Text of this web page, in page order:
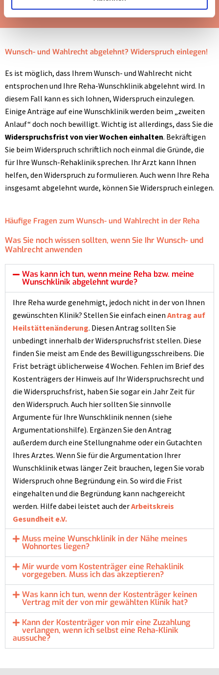
Wunsch- und Wahlrecht abgelehnt? Widerspruch einlegen!
Es ist möglich, dass Ihrem Wunsch- und Wahlrecht nicht
entsprochen und Ihre Reha-Wunschklinik abgelehnt wird. In
diesem Fall kann es sich lohnen, Widerspruch einzulegen.
Einige Anträge auf eine Wunschklinik werden beim „zweiten
Anlauf“ doch noch bewilligt. Wichtig ist allerdings, dass Sie die
Widerspruchsfrist von vier Wochen einhalten. Bekräftigen
Sie beim Widerspruch schriftlich noch einmal die Gründe, die
für Ihre Wunsch-Rehaklinik sprechen. Ihr Arzt kann Ihnen
helfen, den Widerspruch zu formulieren. Auch wenn Ihre Reha
insgesamt abgelehnt wurde, können Sie Widerspruch einlegen.
Häufige Fragen zum Wunsch- und Wahlrecht in der Reha
Was Sie noch wissen sollten, wenn Sie Ihr Wunsch- und
Wahlrecht anwenden
Was kann ich tun, wenn meine Reha bzw. meine
Wunschklinik abgelehnt wurde?
Ihre Reha wurde genehmigt, jedoch nicht in der von Ihnen
gewünschten Klinik? Stellen Sie einfach einen Antrag auf
Heilstättenänderung. Diesen Antrag sollten Sie
unbedingt innerhalb der Widerspruchsfrist stellen. Diese
finden Sie meist am Ende des Bewilligungsschreibens. Die
Frist beträgt üblicherweise 4 Wochen. Fehlen im Brief des
Kostenträgers der Hinweis auf Ihr Widerspruchsrecht und
die Widerspruchsfrist, haben Sie sogar ein Jahr Zeit für
den Widerspruch. Auch hier sollten Sie sinnvolle
Argumente für Ihre Wunschklinik nennen (siehe
Argumentationshilfe). Ergänzen Sie den Antrag
außerdem durch eine Stellungnahme oder ein Gutachten
Ihres Arztes. Wenn Sie für die Argumentation Ihrer
Wunschklinik etwas länger Zeit brauchen, legen Sie vorab
Widerspruch ohne Begründung ein. So wird die Frist
eingehalten und die Begründung kann nachgereicht
werden. Hilfe dabei leistet auch derArbeitskreis
Gesundheit e.V.
Muss meine Wunschklinik in der Nähe meines
Wohnortes liegen?
Mir wurde vom Kostenträger eine Rehaklinik
vorgegeben. Muss ich das akzeptieren?
Was kann ich tun, wenn der Kostenträger keinen
Vertrag mit der von mir gewählten Klinik hat?
Kann der Kostenträger von mir eine Zuzahlung
verlangen, wenn ich selbst eine Reha-Klinik
aussuche?